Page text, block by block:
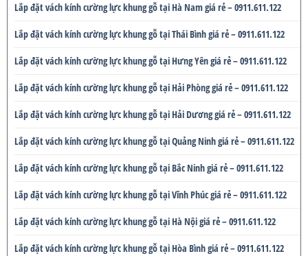
Lắp đặt vách kính cường lực khung gỗ tại Hà Nam giá rẻ – 0911.611.122
Lắp đặt vách kính cường lực khung gỗ tại Thái Bình giá rẻ – 0911.611.122
Lắp đặt vách kính cường lực khung gỗ tại Hưng Yên giá rẻ – 0911.611.122
Lắp đặt vách kính cường lực khung gỗ tại Hải Phòng giá rẻ – 0911.611.122
Lắp đặt vách kính cường lực khung gỗ tại Hải Dương giá rẻ – 0911.611.122
Lắp đặt vách kính cường lực khung gỗ tại Quảng Ninh giá rẻ – 0911.611.122
Lắp đặt vách kính cường lực khung gỗ tại Bắc Ninh giá rẻ – 0911.611.122
Lắp đặt vách kính cường lực khung gỗ tại Vĩnh Phúc giá rẻ – 0911.611.122
Lắp đặt vách kính cường lực khung gỗ tại Hà Nội giá rẻ – 0911.611.122
Lắp đặt vách kính cường lực khung gỗ tại Hòa Bình giá rẻ – 0911.611.122